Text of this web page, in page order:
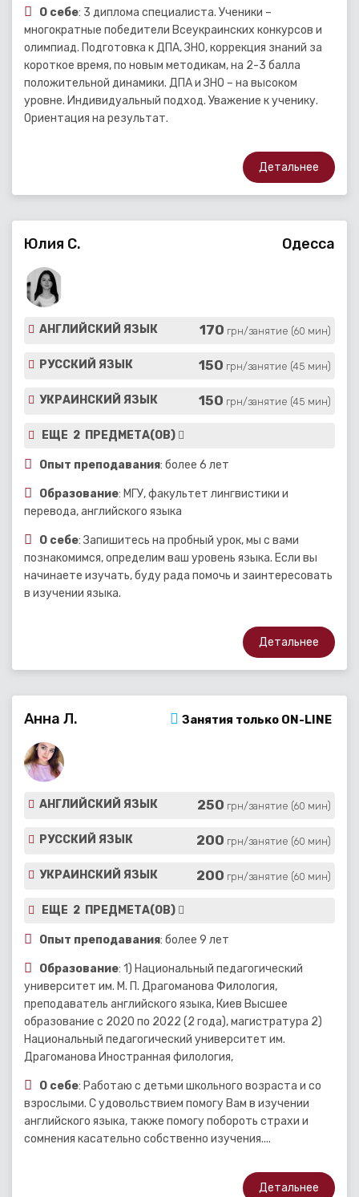
О себе: 3 диплома специалиста. Ученики –
многократные победители Всеукраинских конкурсов и
олимпиад. Подготовка к ДПА, ЗНО, коррекция знаний за
короткое время, по новым методикам, на 2-3 балла
положительной динамики. ДПА и ЗНО – на высоком
уровне. Индивидуальный подход. Уважение к ученику.
Ориентация на результат.
Детальнее
Юлия С. Одесса
АНГЛИЙСКИЙ ЯЗЫК 170 грн/занятие (60 мин)
РУССКИЙ ЯЗЫК 150 грн/занятие (45 мин)
УКРАИНСКИЙ ЯЗЫК 150 грн/занятие (45 мин)
ЕЩЕ 2 ПРЕДМЕТА(ОВ)
Опыт преподавания: более 6 лет
Образование: МГУ, факультет лингвистики и
перевода, английского языка
О себе: Запишитесь на пробный урок, мы с вами
познакомимся, определим ваш уровень языка. Если вы
начинаете изучать, буду рада помочь и заинтересовать
в изучении языка.
Детальнее
Анна Л. Занятия только ON-LINE
АНГЛИЙСКИЙ ЯЗЫК 250 грн/занятие (60 мин)
РУССКИЙ ЯЗЫК 200 грн/занятие (60 мин)
УКРАИНСКИЙ ЯЗЫК 200 грн/занятие (60 мин)
ЕЩЕ 2 ПРЕДМЕТА(ОВ)
Опыт преподавания: более 9 лет
Образование: 1) Национальный педагогический
университет им. М. П. Драгоманова Филология,
преподаватель английского языка, Киев Высшее
образование с 2020 по 2022 (2 года), магистратура 2)
Национальный педагогический университет им.
Драгоманова Иностранная филология,
О себе: Работаю с детьми школьного возраста и со
взрослыми. С удовольствием помогу Вам в изучении
английского языка, также помогу побороть страхи и
сомнения касательно собственно изучения....
Детальнее